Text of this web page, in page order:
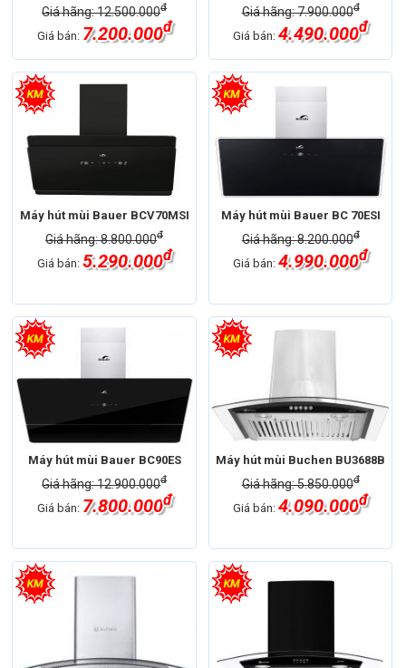
Giá hãng: 12.500.000đ
Giá bán: 7.200.000đ
Giá hãng: 7.900.000đ
Giá bán:4.490.000đ
Máy hút mùi Bauer BCV70MSI
Giá hãng: 8.800.000đ
Giá bán: 5.290.000đ
Máy hút mùi Bauer BC 70ESI
Giá hãng: 8.200.000đ
Giá bán:4.990.000đ
Máy hút mùi Bauer BC90ES
Giá hãng: 12.900.000đ
Giá bán: 7.800.000đ
Máy hút mùi Buchen BU3688B
Giá hãng: 5.850.000đ
Giá bán:4.090.000đ